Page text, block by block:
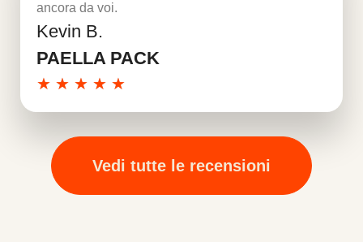
ancora da voi.
Kevin B.
PAELLA PACK
★ ★ ★ ★ ★
Vedi tutte le recensioni